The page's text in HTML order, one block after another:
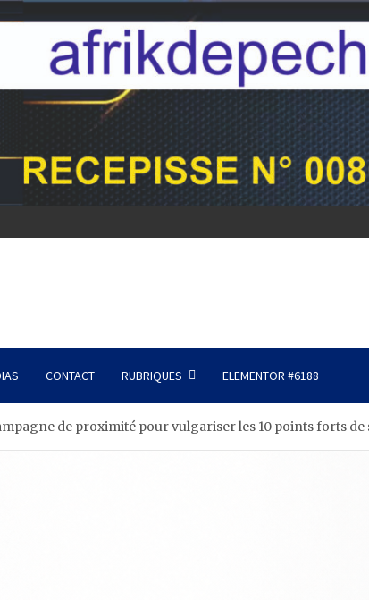
CONTACT RUBRIQUES ELEMENTOR #6188
de proximité pour vulgariser les 10 points forts